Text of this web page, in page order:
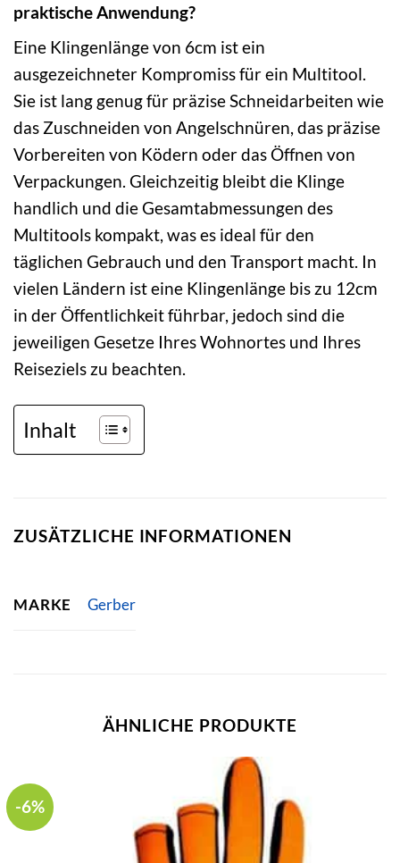
praktische Anwendung?
Eine Klingenlänge von 6cm ist ein
ausgezeichneter Kompromiss für ein Multitool.
Sie ist lang genug für präzise Schneidarbeiten wie
das Zuschneiden von Angelschnüren, das präzise
Vorbereiten von Ködern oder das Öffnen von
Verpackungen. Gleichzeitig bleibt die Klinge
handlich und die Gesamtabmessungen des
Multitools kompakt, was es ideal für den
täglichen Gebrauch und den Transport macht. In
vielen Ländern ist eine Klingenlänge bis zu 12cm
in der Öffentlichkeit führbar, jedoch sind die
jeweiligen Gesetze Ihres Wohnortes und Ihres
Reiseziels zu beachten.
Inhalt
ZUSÄTZLICHE INFORMATIONEN
MARKE Gerber
ÄHNLICHE PRODUKTE
-6%